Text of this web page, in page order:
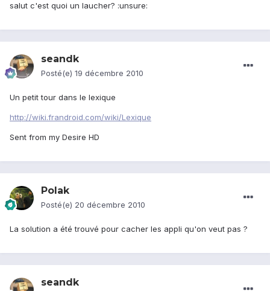
salut c'est quoi un laucher? :unsure:
seandk
Posté(e) 19 décembre 2010
Un petit tour dans le lexique
http://wiki.frandroid.com/wiki/Lexique
Sent from my Desire HD
Polak
Posté(e) 20 décembre 2010
La solution a été trouvé pour cacher les appli qu'on veut pas ?
seandk